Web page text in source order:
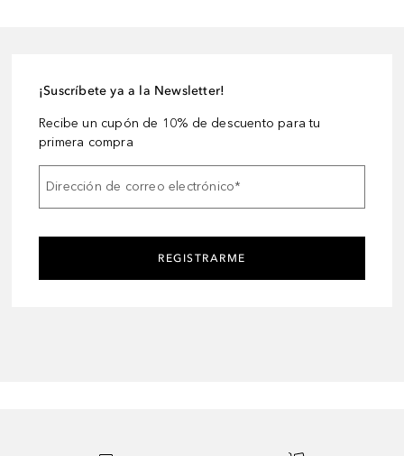
¡Suscríbete ya a la Newsletter!
Recibe un cupón de 10% de descuento para tu
primera compra
Dirección de correo electrónico*
REGISTRARME